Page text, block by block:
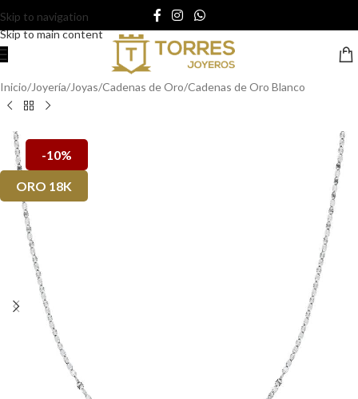
Skip to navigation
Skip to main content
Inicio/Joyería/Joyas/Cadenas de Oro/Cadenas de Oro Blanco
-10%
ORO 18K